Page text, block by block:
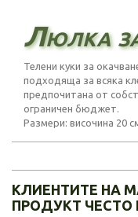
Люлка
Телени куки за
подходяща за всяка
предпочитана от
ограничен бюджет.
Размери: височина 20
КЛИЕНТИТЕ НА
ПРОДУКТ ЧЕСТО